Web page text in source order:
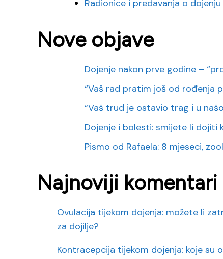
Radionice i predavanja o dojenju
Nove objave
Dojenje nakon prve godine –
“Vaš rad pratim još od rođenja
“Vaš trud je ostavio trag i u
Dojenje i bolesti: smijete li dojiti
Pismo od Rafaela: 8 mjeseci,
Najnoviji komentari
Ovulacija tijekom dojenja: možete li
za dojilje?
Kontracepcija tijekom dojenja: koje su